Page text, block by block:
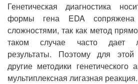
Генетическая диагностика
формы гена EDA сопряжена
сложностями, так как метод
таком случае часто дает
результаты. Поэтому для этой
другие методики
мультиплексная лигазная реакция.